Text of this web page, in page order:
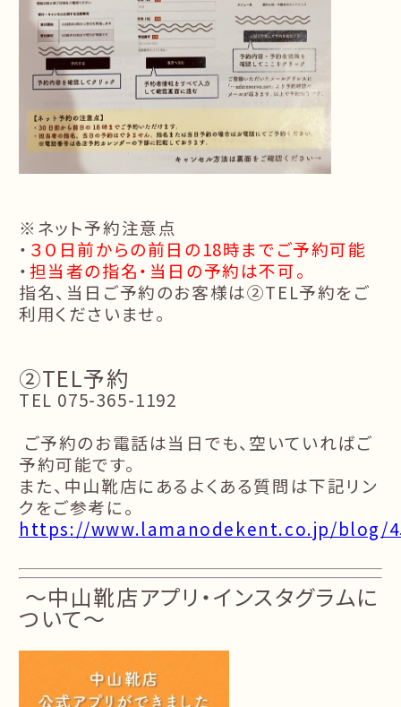
※ネット予約注意点
・ ３０日前からの前日の18時までご予約可能
・担当者の指名・当日の予約は不可。
指名、当日ご予約のお客様は②TEL予約をご
利用くださいませ。
②TEL予約
TEL 075-365-1192
ご予約のお電話は当日でも、空いていればご
予約可能です。
また、中山靴店にあるよくある質問は下記リン
クをご参考に。
https://www.lamanodekent.co.jp/blog/
～中山靴店アプリ・インスタグラムに
ついて～